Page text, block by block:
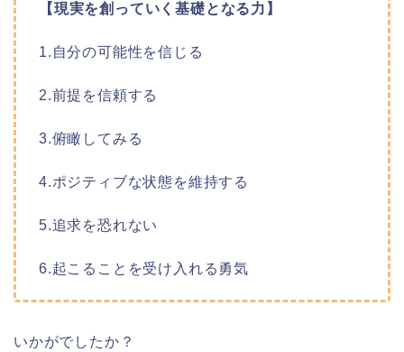
【現実を創っていく基礎となる力】
1.自分の可能性を信じる
2.前提を信頼する
3.俯瞰してみる
4.ポジティブな状態を維持する
5.追求を恐れない
6.起こることを受け入れる勇気
いかがでしたか？